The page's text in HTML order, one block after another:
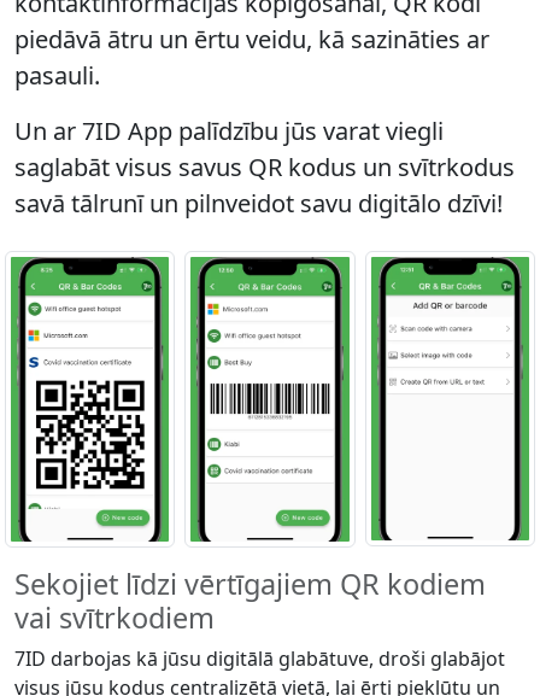
piedāvā ātru un ērtu veidu, kā sazināties ar
pasauli.
Un ar 7ID App palīdzību jūs varat viegli
saglabāt visus savus QR kodus un svītrkodus
savā tālrunī un pilnveidot savu digitālo dzīvi!
Sekojiet līdzi vērtīgajiem QR kodiem
vai svītrkodiem
7ID darbojas kā jūsu digitālā glabātuve, droši glabājot
visus jūsu kodus centralizētā vietā, lai ērti piekļūtu un